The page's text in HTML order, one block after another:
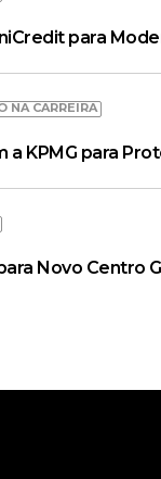
para
NA CARREIRA
a KPMG para
Novo Centro